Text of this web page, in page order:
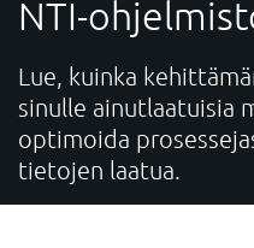
TUKI
Tarvitsetko apua?
NTI-
Lue, kuinka
sinulle ainutlaatuisia
optimoida
tietojen laatua.